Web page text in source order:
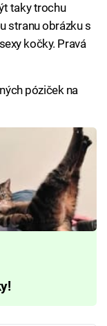
taky trochu
stranu obrázku s
kočky. Pravá
póziček na